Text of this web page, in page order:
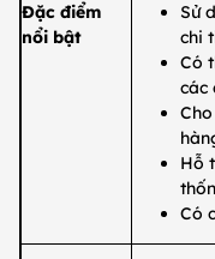
​Đặc điểm
nổi bật
​Sử
chi
​Có
các
​Hỗ
​Có